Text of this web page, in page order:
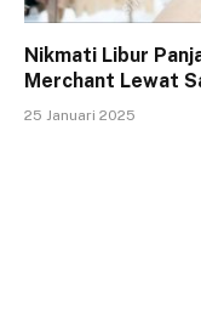
Nikmati Libur
Merchant Lewat
25 Januari 2025